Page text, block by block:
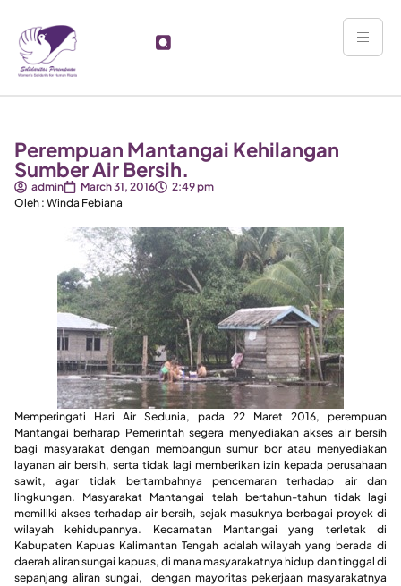
Perempuan Mantangai Kehilangan
Sumber Air Bersih.
admin March 31, 2016
2:49 pm
Oleh : Winda Febiana
Memperingati Hari Air Sedunia, pada 22 Maret 2016, perempuan
Mantangai berharap Pemerintah segera menyediakan akses air bersih
bagi masyarakat dengan membangun sumur bor atau menyediakan
layanan air bersih, serta tidak lagi memberikan izin kepada perusahaan
sawit, agar tidak bertambahnya pencemaran terhadap air dan
lingkungan. Masyarakat Mantangai telah bertahun-tahun tidak lagi
memiliki akses terhadap air bersih, sejak masuknya berbagai proyek di
wilayah kehidupannya. Kecamatan Mantangai yang terletak di
Kabupaten Kapuas Kalimantan Tengah adalah wilayah yang berada di
daerah aliran sungai kapuas, di mana masyarakatnya hidup dan tinggal di
sepanjang aliran sungai, dengan mayoritas pekerjaan masyarakatnya